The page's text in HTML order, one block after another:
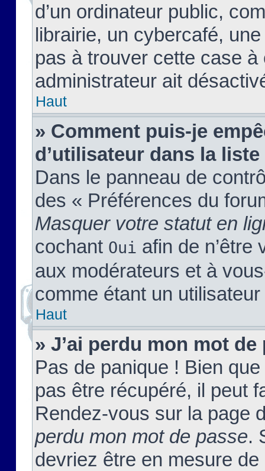
d’un ordinateur public,
librairie, un cybercafé,
pas à trouver cette case à
administrateur ait
Haut
» Comment puis-je
d’utilisateur dans la
Dans le panneau de
des « Préférences du
Masquer votre statut en
cochant Oui afin de n’être
aux modérateurs et à
comme étant un
Haut
» J’ai perdu mon mot de
Pas de panique ! Bien
pas être récupéré, il peut
Rendez-vous sur la page
perdu mon mot de passe.
devriez être en mesure